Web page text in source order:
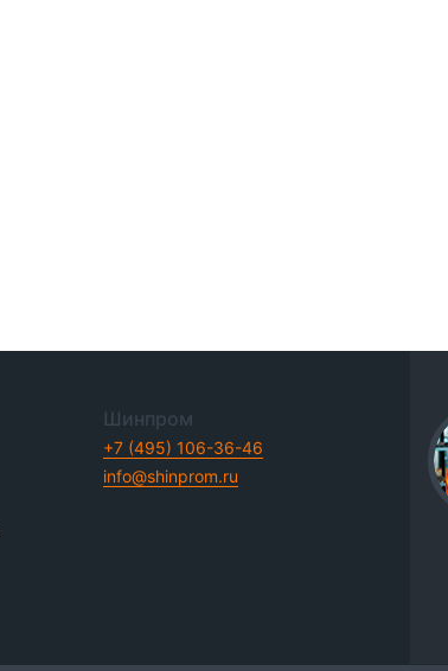
Шинпром
+7 (495) 106-36-46
info@shinprom.ru